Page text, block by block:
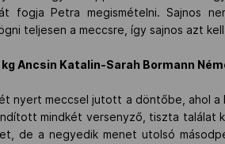
fogja Petra megismételni. Sajnos
teljesen a meccsre, így sajnos azt
kg Ancsin Katalin-Sarah Bormann
nyert meccsel jutott a döntőbe, ahol a
mindkét versenyző, tiszta találat
de a negyedik menet utolsó